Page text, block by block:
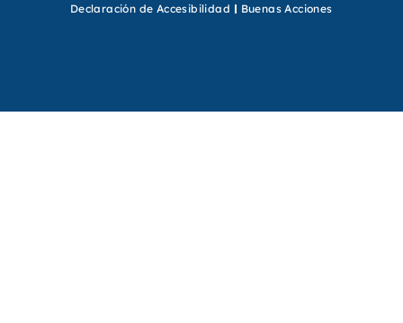
Declaración de Accesibilidad
Buenas Acciones